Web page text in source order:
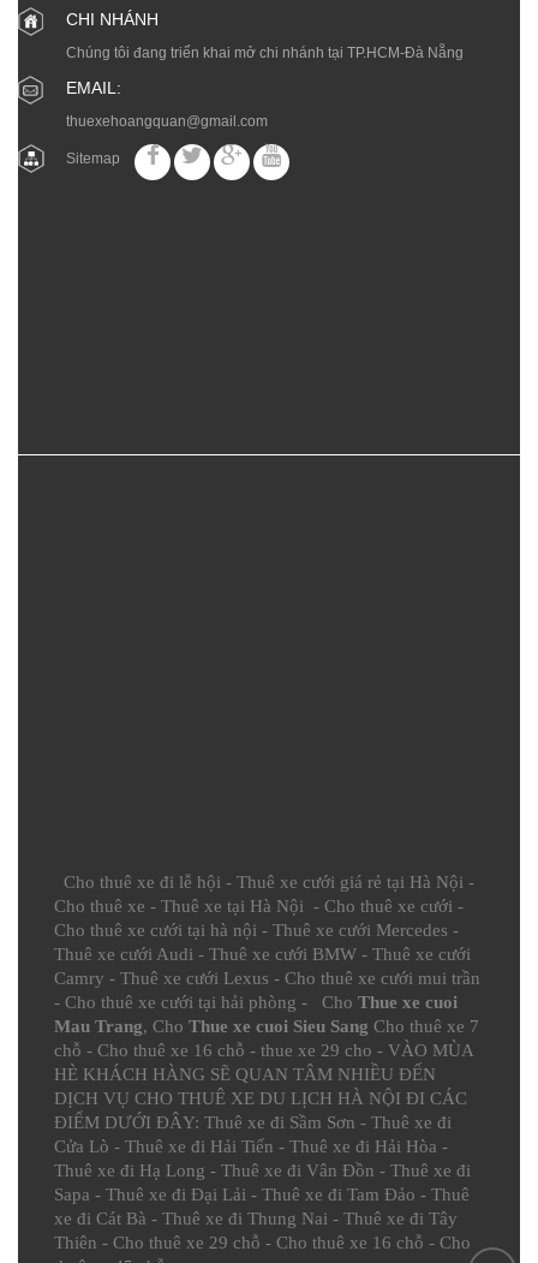
CHI NHÁNH
Chúng tôi đang triển khai mở chi nhánh tại TP.HCM-Đà Nẵng
EMAIL:
thuexehoangquan@gmail.com
Sitemap
Cho thuê xe đi lễ hội - Thuê xe cưới giá rẻ tại Hà Nội -
Cho thuê xe - Thuê xe tại Hà Nội - Cho thuê xe cưới -
Cho thuê xe cưới tại hà nội - Thuê xe cưới Mercedes -
Thuê xe cưới Audi - Thuê xe cưới BMW - Thuê xe cưới
Camry - Thuê xe cưới Lexus - Cho thuê xe cưới mui trần
- Cho thuê xe cưới tại hải phòng - Cho Thue xe cuoi
Mau Trang, Cho Thue xe cuoi Sieu Sang Cho thuê xe 7
chỗ - Cho thuê xe 16 chỗ - thue xe 29 cho - VÀO MÙA
HÈ KHÁCH HÀNG SẼ QUAN TÂM NHIỀU ĐẾN
DỊCH VỤ CHO THUÊ XE DU LỊCH HÀ NỘI ĐI CÁC
ĐIỂM DƯỚI ĐÂY: Thuê xe đi Sầm Sơn - Thuê xe đi
Cửa Lò - Thuê xe đi Hải Tiến - Thuê xe đi Hải Hòa -
Thuê xe đi Hạ Long - Thuê xe đi Vân Đồn - Thuê xe đi
Sapa - Thuê xe đi Đại Lải - Thuê xe đi Tam Đảo - Thuê
xe đi Cát Bà - Thuê xe đi Thung Nai - Thuê xe đi Tây
Thiên - Cho thuê xe 29 chỗ - Cho thuê xe 16 chỗ - Cho